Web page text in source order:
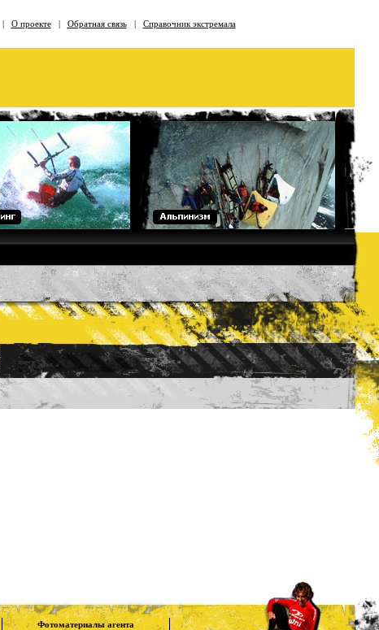
О проекте| Обратная связь| Справочник экстремала
Фотоматериалы агента